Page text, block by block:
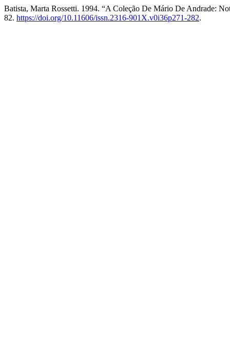
Batista, Marta Rossetti. 1994. “A Coleção De Mário De Andrade:
82. https://doi.org/10.11606/issn.2316-901X.v0i36p271-282.